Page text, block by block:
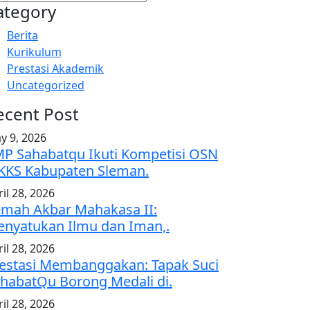
Berita
Kurikulum
Prestasi Akademik
Uncategorized
Post
9, 2026
Sahabatqu Ikuti Kompetisi OSN
Kabupaten Sleman.
28, 2026
Akbar Mahakasa II:
Ilmu dan Iman,.
28, 2026
Membanggakan: Tapak Suci
Borong Medali di.
28, 2026